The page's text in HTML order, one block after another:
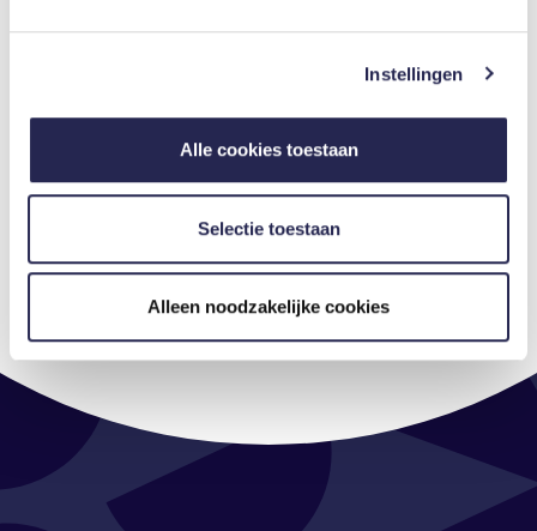
en om ons websiteverkeer te analyseren. Ook delen we
partners kunnen deze gegevens combineren met andere
informatie die u aan ze heeft verstrekt of die ze hebben
verzameld op basis van uw gebruik van hun services. U
gebruiken.
Instellingen
Alle cookies toestaan
Selectie toestaan
Alleen noodzakelijke cookies
Tot snel in Den Bosch!